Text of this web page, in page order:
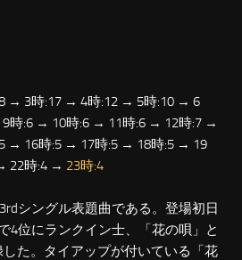
→ 3時:17 → 4時:12 → 5時:10 → 6
時:6 → 10時:6 → 11時:6 → 12時:7 →
→ 16時:5 → 17時:5 → 18時:5 → 19
22時:4 → 23時:4
シングル表題曲である。登場初日
4位にランクイン士、「花の唄」と
た。タイアップが付いている「花